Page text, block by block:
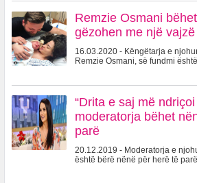
Remzie Osmani
gëzohen me një vajzë
16.03.2020 - Këngëtarja e
Remzie Osmani, së fundmi
“Drita e saj më
moderatorja bëhet
parë
20.12.2019 - Moderatorja e
është bërë nënë për herë të